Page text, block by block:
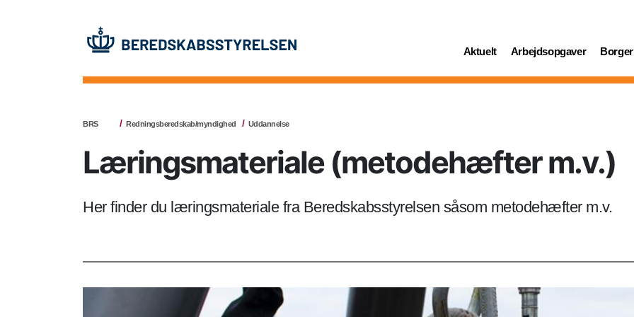
Aktuelt
(current) Arbejdsopgaver
(current) Borger
(current)
BRS Redningsberedskab/myndighed Uddannelse
Læringsmateriale (metodehæfter m.v.)
Her finder du læringsmateriale fra Beredskabsstyrelsen såsom metodehæfter m.v.